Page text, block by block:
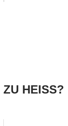
ZU HEISS?